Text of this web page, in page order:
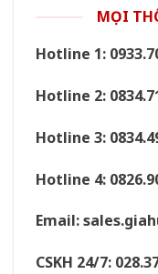
MỌI
Hotline 1:
Hotline 2:
Hotline 3:
Hotline 4:
Email:
CSKH 24/7: